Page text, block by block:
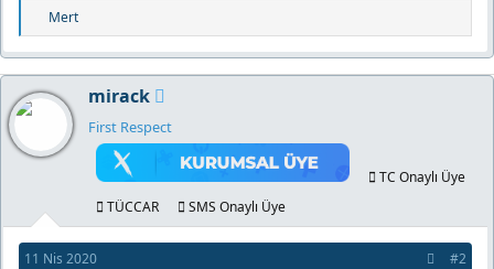
T
e
p
i
e
Mert
mirack
First Respect
TC Onaylı Üye
TÜCCAR
SMS Onaylı Üye
11 Nis 2020 #2